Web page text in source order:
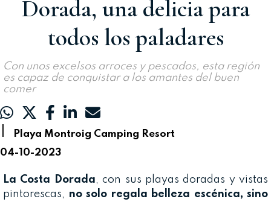
Dorada, una delicia para
todos los paladares
Con unos excelsos arroces y pescados, esta región
es capaz de conquistar a los amantes del buen
comer
|
Playa Montroig Camping Resort
04-10-2023
La Costa Dorada, con sus playas doradas y vistas
pintorescas, no solo regala belleza escénica, sino